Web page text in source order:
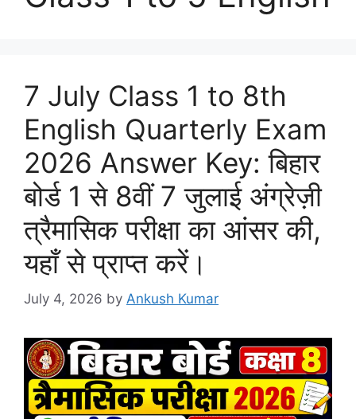
7 July Class 1 to 8th
English Quarterly Exam
2026 Answer Key: बिहार
बोर्ड 1 से 8वीं 7 जुलाई अंग्रेज़ी
त्रैमासिक परीक्षा का आंसर की,
यहाँ से प्राप्त करें।
July 4, 2026 by Ankush Kumar